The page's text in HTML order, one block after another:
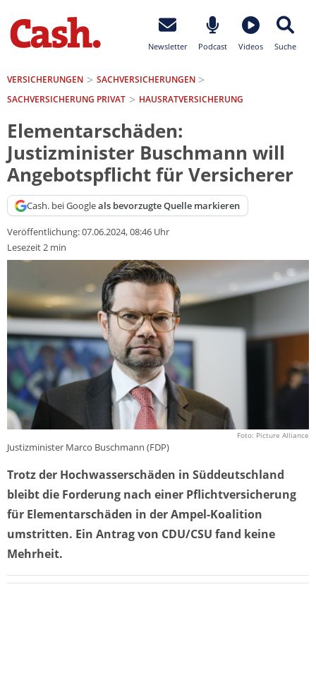
Newsletter Podcast Videos Suche
VERSICHERUNGEN
SACH­VERSICHERUNGEN
SACHVERSICHERUNG PRIVAT
HAUSRATVERSICHERUNG
Elementarschäden:
Justizminister Buschmann will
Angebotspflicht für Versicherer
Cash. bei Googleals bevorzugte Quelle markieren
Veröffentlichung:07.06.2024, 08:46 Uhr
Lesezeit 2 min
Foto: Picture Alliance
Justizminister Marco Buschmann (FDP)
Trotz der Hochwasserschäden in Süddeutschland
bleibt die Forderung nach einer Pflichtversicherung
für Elementarschäden in der Ampel-Koalition
umstritten. Ein Antrag von CDU/CSU fand keine
Mehrheit.